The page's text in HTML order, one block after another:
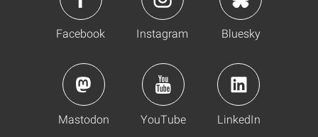
Facebook Instagram Bluesky
Mastodon YouTube LinkedIn